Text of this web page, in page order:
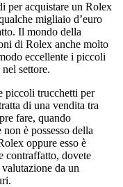
per acquistare un Rolex
migliaio d’euro
Il mondo della
di Rolex anche molto
eccellente i piccoli
settore.
piccoli trucchetti per
di una vendita tra
fare, quando
è possesso della
oppure esso è
contraffatto, dovete
da un